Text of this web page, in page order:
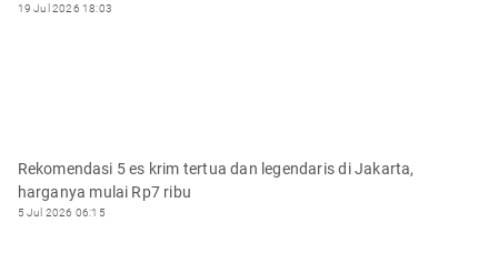
19 Jul 2026 18:03
Rekomendasi 5 es krim tertua dan legendaris di Jakarta,
harganya mulai Rp7 ribu
5 Jul 2026 06:15